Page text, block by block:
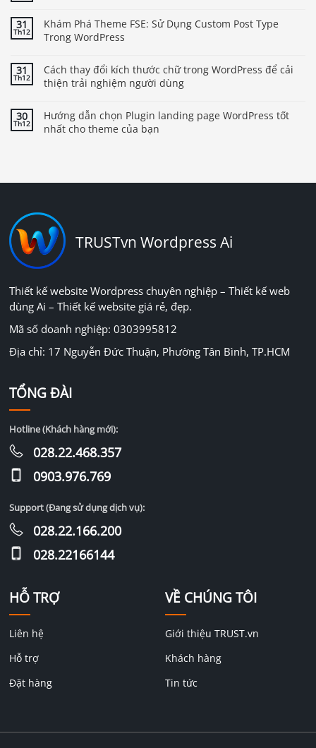
31
Th12
Khám Phá Theme FSE: Sử Dụng Custom Post Type
Trong WordPress
31
Th12
Cách thay đổi kích thước chữ trong WordPress để cải
thiện trải nghiệm người dùng
30
Th12
Hướng dẫn chọn Plugin landing page WordPress tốt
nhất cho theme của bạn
TRUSTvn Wordpress Ai
Thiết kế website Wordpress chuyên nghiệp – Thiết kế web
dùng Ai – Thiết kế website giá rẻ, đẹp.
Mã số doanh nghiệp: 0303995812
Địa chỉ: 17 Nguyễn Đức Thuận, Phường Tân Bình, TP.HCM
HỖ TRỢ
Liên hệ
Hỗ trợ
Đặt hàng
VỀ CHÚNG TÔI
Giới thiệu TRUST.vn
Khách hàng
Tin tức
TỔNG ĐÀI
Hotline (Khách hàng mới):
028.22.468.357
0903.976.769
Support (Đang sử dụng dịch vụ):
028.22.166.200
028.22166144